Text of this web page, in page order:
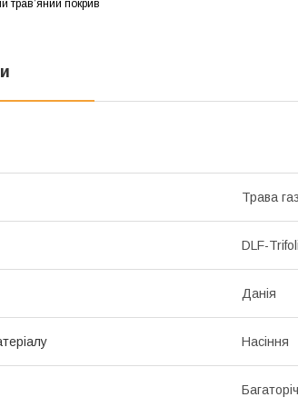
трав’яний покрив
Трава
DLF-
Данія
Насіння